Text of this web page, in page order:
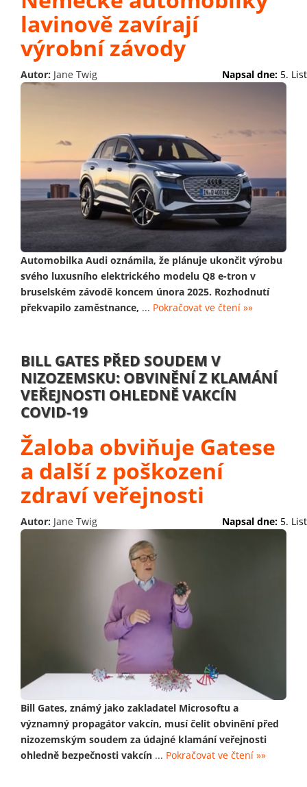
lavinově zavírají
výrobní závody
Autor: Jane Twig Napsal dne: 5.
Automobilka Audi oznámila, že plánuje ukončit výrobu
svého luxusního elektrického modelu Q8 e-tron v
bruselském závodě koncem února 2025. Rozhodnutí
překvapilo zaměstnance, ... Pokračovat ve čtení »»
BILL GATES PŘED SOUDEM V
NIZOZEMSKU: OBVINĚNÍ Z KLAMÁNÍ
VEŘEJNOSTI OHLEDNĚ VAKCÍN
COVID-19
Žaloba obviňuje Gatese
a další z poškození
zdraví veřejnosti
Autor: Jane Twig Napsal dne: 5.
Bill Gates, známý jako zakladatel Microsoftu a
významný propagátor vakcín, musí čelit obvinění před
nizozemským soudem za údajné klamání veřejnosti
ohledně bezpečnosti vakcín ... Pokračovat ve čtení »»